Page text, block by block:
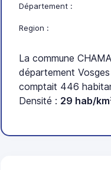
Département :
Region :
La commune
département
comptait 446
Densité : 29 hab/